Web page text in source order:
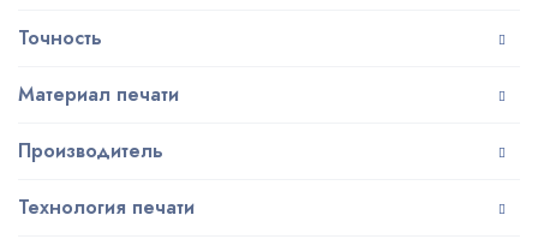
Точность
Материал печати
Производитель
Технология печати